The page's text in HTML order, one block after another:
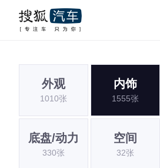
外观
1010张
内饰
1555张
底盘/动力
330张
空间
32张